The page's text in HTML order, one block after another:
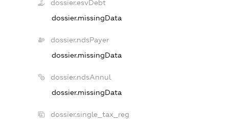
dossier.esvDebt
dossier.missingData
dossier.ndsPayer
dossier.missingData
dossier.ndsAnnul
dossier.missingData
dossier.single_tax_reg